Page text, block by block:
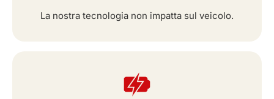
La nostra tecnologia non impatta sul veicolo.